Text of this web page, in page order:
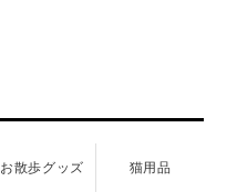
お散歩グッズ 猫用品